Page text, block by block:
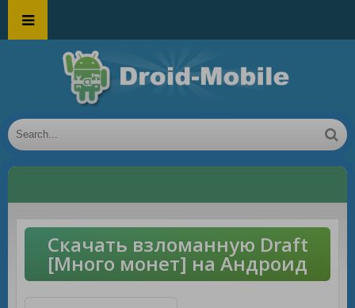
Скачать взломанную Draft
[Много монет] на Андроид